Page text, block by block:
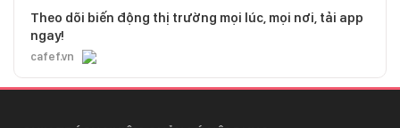
Theo dõi biến động thị trường mọi lúc, mọi nơi, tải app
ngay!
cafef.vn